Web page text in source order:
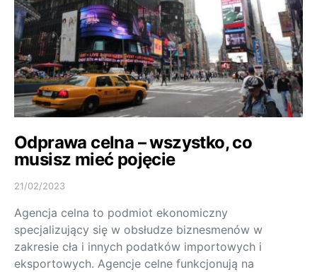
Odprawa celna – wszystko, co
musisz mieć pojęcie
21/02/2023
Agencja celna to podmiot ekonomiczny
specjalizujący się w obsłudze biznesmenów w
zakresie cła i innych podatków importowych i
eksportowych. Agencje celne funkcjonują na